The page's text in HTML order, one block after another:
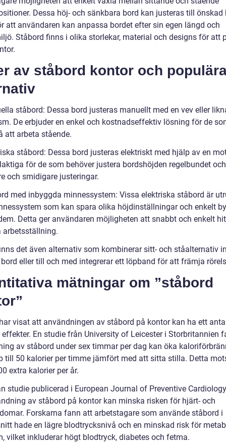
Dessa höj- och sänkbara bord kan justeras till önskad
att användaren kan anpassa bordet efter sin egen längd och
Ståbord finns i olika storlekar, material och designs för att
av ståbord kontor och
ståbord: Dessa bord justeras manuellt med en vev eller
De erbjuder en enkel och kostnadseffektiv lösning för de
att arbeta stående.
ståbord: Dessa bord justeras elektriskt med hjälp av en
för de som behöver justera bordshöjden regelbundet
och smidigare justeringar.
med inbyggda minnessystem: Vissa elektriska ståbord är
som kan spara olika höjdinställningar och enkelt
Detta ger användaren möjligheten att snabbt och enkelt
arbetsställning.
det även alternativ som kombinerar sitt- och ståalternativ
eller till och med integrerar ett löpband för att främja
mätningar om ”ståbord
visat att användningen av ståbord på kontor kan ha ett
En studie från University of Leicester i Storbritannien
av ståbord under sex timmar per dag kan öka
till 50 kalorier per timme jämfört med att sitta stilla. Detta
extra kalorier per år.
studie publicerad i European Journal of Preventive
av ståbord på kontor kan minska risken för hjärt- och
Forskarna fann att arbetstagare som använde ståbord i
hade en lägre blodtrycksnivå och en minskad risk för
vilket inkluderar högt blodtryck, diabetes och fetma.